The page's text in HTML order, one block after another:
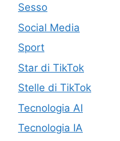
Sesso
Social Media
Sport
Star di TikTok
Stelle di TikTok
Tecnologia AI
Tecnologia IA